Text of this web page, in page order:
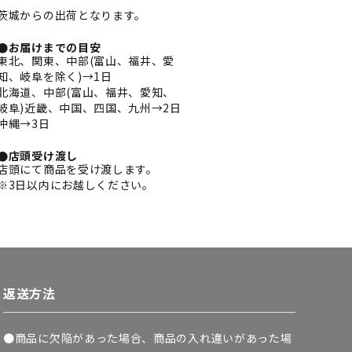
城からの出荷となります。
お届けまでの目安
北、関東、中部(富山、福井、愛
、岐阜を除く)→1日
海道、中部(富山、福井、愛知、
阜)近畿、中国、四国、九州→2日
縄→3日
店頭受け渡し
頭にて商品を受け渡します。
日以内にお越しください。
返送方法
●商品に欠陥があった場合、商品の入れ違いがあった場